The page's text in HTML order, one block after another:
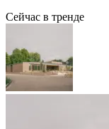
Сейчас в тренде